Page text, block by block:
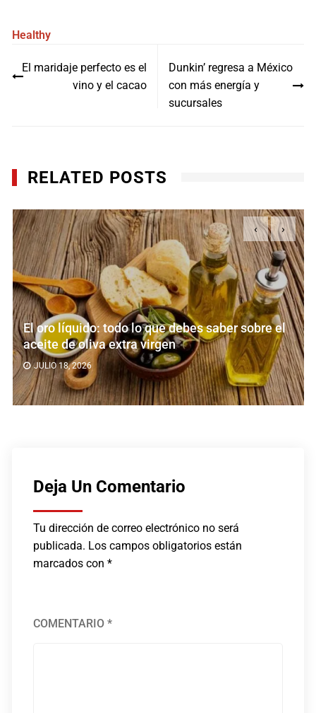
Healthy
deEl maridaje perfecto es el
vino y el cacao
Dunkin’ regresa a México
con más energía y
sucursales
RELATED POSTS
El oro líquido: todo lo que debes saber sobre el
aceite de oliva extra virgen
JULIO 18, 2026
‹ ›
Deja Un Comentario
Tu dirección de correo electrónico no será
publicada. Los campos obligatorios están
marcados con*
COMENTARIO*